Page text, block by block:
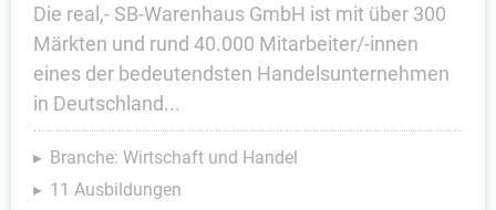
Die real,- SB-Warenhaus GmbH ist mit über 300
Märkten und rund 40.000 Mitarbeiter/-innen
eines der bedeutendsten Handelsunternehmen
in Deutschland...
Branche: Wirtschaft und Handel
11 Ausbildungen